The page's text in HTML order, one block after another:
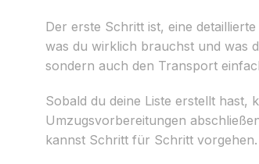
Der erste Schritt ist, eine
was du wirklich brauchst und was
sondern auch den Transport
Sobald du deine Liste erstellt hast,
Umzugsvorbereitungen
kannst Schritt für Schritt vorgehen.